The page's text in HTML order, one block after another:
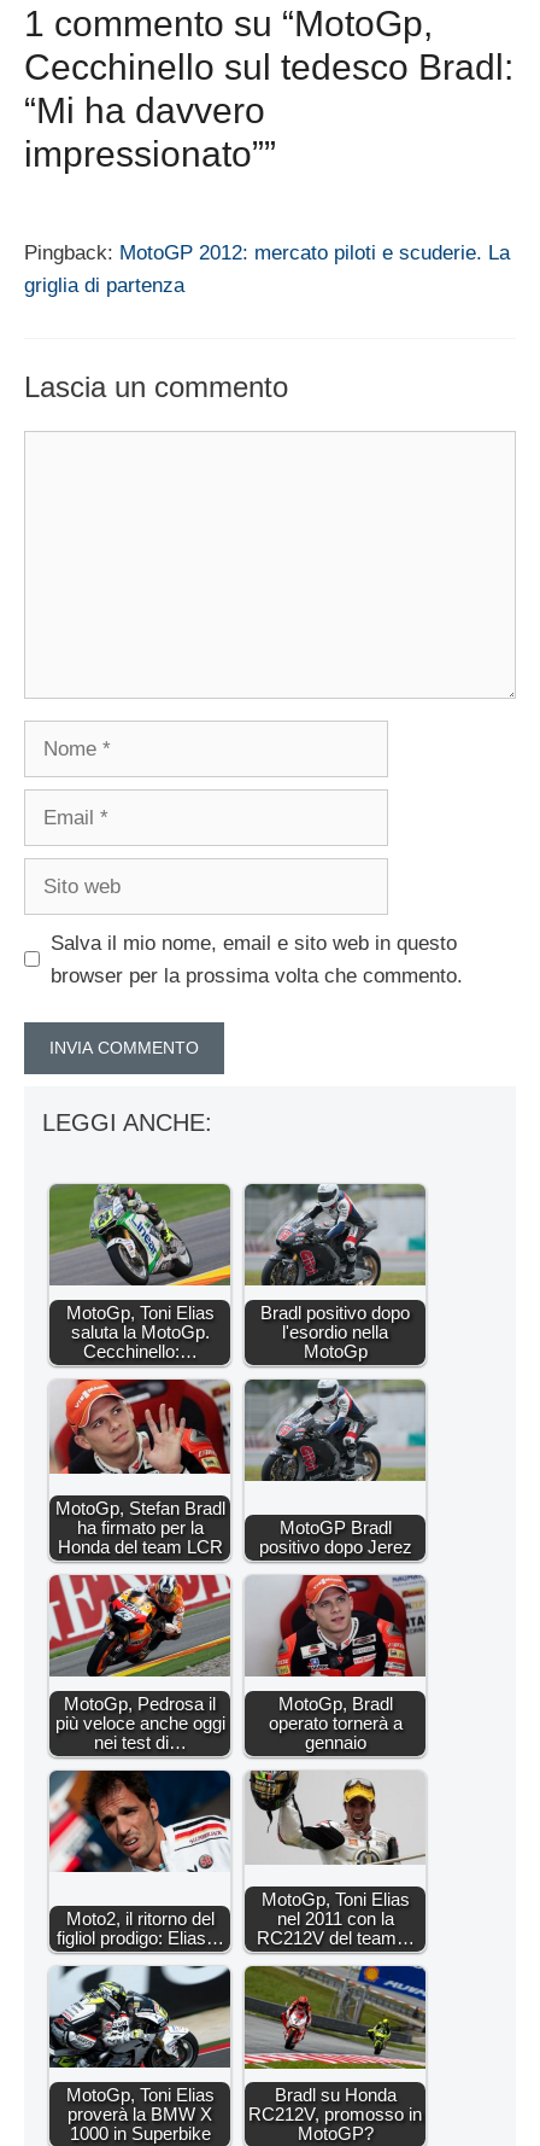
1 commento su “MotoGp,
Cecchinello sul tedesco Bradl:
“Mi ha davvero
impressionato””
Pingback: MotoGP 2012: mercato piloti e scuderie. La
griglia di partenza
Lascia un commento
Salva il mio nome, email e sito web in questo
browser per la prossima volta che commento.
LEGGI ANCHE:
MotoGp, Toni Elias
saluta la MotoGp.
Cecchinello:…
Bradl positivo dopo
l'esordio nella
MotoGp
MotoGp, Stefan Bradl
ha firmato per la
Honda del team LCR
MotoGP Bradl
positivo dopo Jerez
MotoGp, Pedrosa il
più veloce anche oggi
nei test di…
MotoGp, Bradl
operato tornerà a
gennaio
Moto2, il ritorno del
figliol prodigo: Elias…
MotoGp, Toni Elias
nel 2011 con la
RC212V del team…
MotoGp, Toni Elias
proverà la BMW X
1000 in Superbike
Bradl su Honda
RC212V, promosso in
MotoGP?